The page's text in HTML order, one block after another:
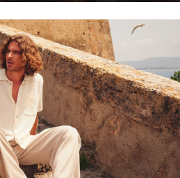
SCARPE| STIVALETTI